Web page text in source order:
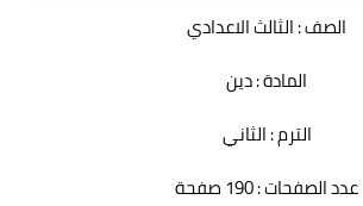
الصف : الثالث الاعدادي
المادة : دين
الترم : الثاني
عدد الصفحات : 190 صفحة